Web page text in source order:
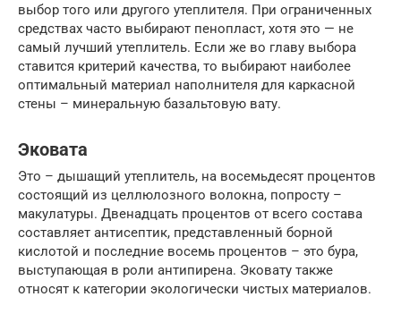
выбор того или другого утеплителя. При ограниченных
средствах часто выбирают пенопласт, хотя это — не
самый лучший утеплитель. Если же во главу выбора
ставится критерий качества, то выбирают наиболее
оптимальный материал наполнителя для каркасной
стены – минеральную базальтовую вату.
Эковата
Это – дышащий утеплитель, на восемьдесят процентов
состоящий из целлюлозного волокна, попросту –
макулатуры. Двенадцать процентов от всего состава
составляет антисептик, представленный борной
кислотой и последние восемь процентов – это бура,
выступающая в роли антипирена. Эковату также
относят к категории экологически чистых материалов.